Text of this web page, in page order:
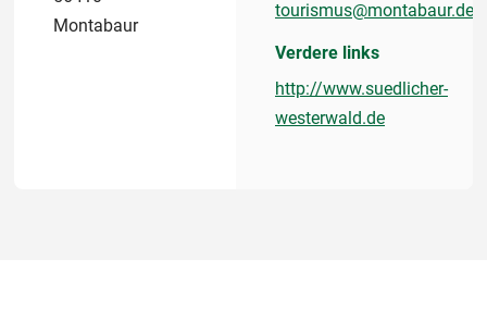
Montabaur
tourismus@montabaur.de
Verdere links
http://www.suedlicher-
westerwald.de